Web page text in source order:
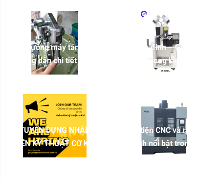
Bảo dưỡng máy tán đinh:
Hướng dẫn chi tiết để ...
Máy tán đinh – Giải pháp
tối ưu trong lắp ráp ...
TUYỂN DỤNG NHÂN
VIÊN KỸ THUẬT CƠ KHÍ
Máy tiện CNC và những
lợi ích nổi bật trong ...